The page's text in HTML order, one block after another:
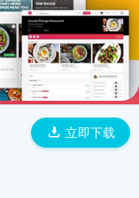
立即下载